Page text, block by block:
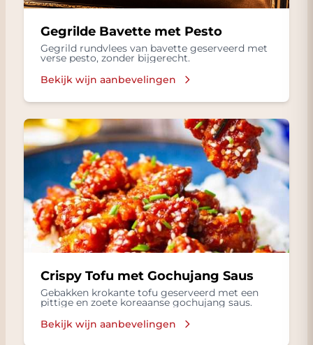
Gegrilde Bavette met Pesto
Gegrild rundvlees van bavette geserveerd met
verse pesto, zonder bijgerecht.
Bekijk wijn aanbevelingen
Crispy Tofu met Gochujang Saus
Gebakken krokante tofu geserveerd met een
pittige en zoete koreaanse gochujang saus.
Bekijk wijn aanbevelingen